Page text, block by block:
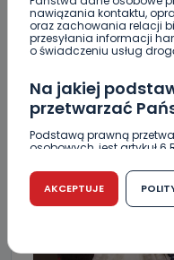
nawiązania kontaktu,
oraz zachowania relacji
przesyłania informacji
o świadczeniu usług
Na jakiej
przetwarzać
Podstawą prawną
osobowych, jest artykuł 6
r. w sprawie ochrony osób
przetwarzaniem danych
swobodnego przepływu
dyrektywy 95/46/WE
Czy jest
AKCEPTUJE